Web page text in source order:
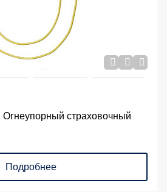
страховочный
Подробнее